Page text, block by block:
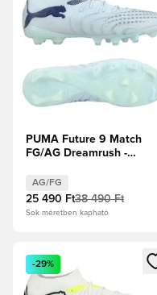
PUMA Future 9 Match
FG/AG Dreamrush -
AG/FG
25 490 Ft38 490 Ft
Sok méretben kapható
Megnyit egy modált a
-29%